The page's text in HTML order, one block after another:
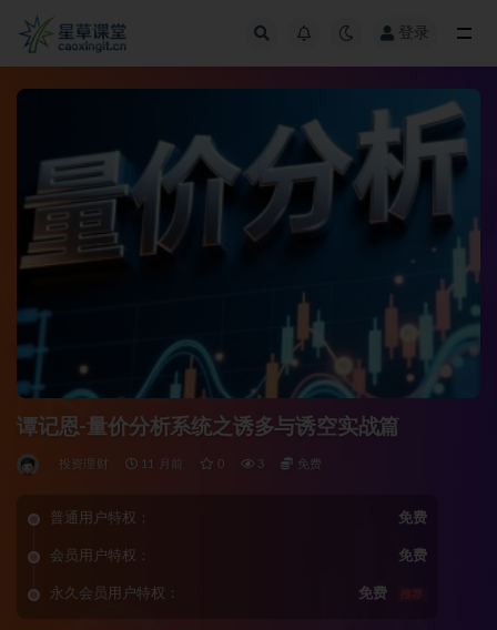
登录
谭记恩-量价分析系统之诱多与诱空实战篇
投资理财 11 月前 0 3 免费
普通用户特权： 免费
会员用户特权： 免费
永久会员用户特权： 免费 推荐